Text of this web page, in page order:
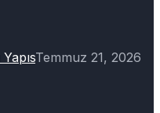
Temmuz 21, 2026